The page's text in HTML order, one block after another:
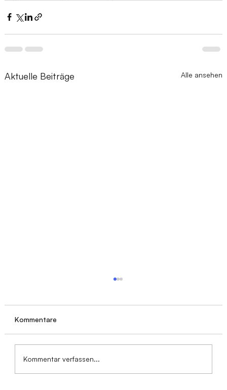
Aktuelle Beiträge Alle ansehen
Kommentare
Kommentar verfassen...